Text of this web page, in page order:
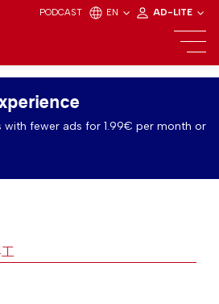
PODCAST EN AD-LITE
with fewer ads for 1.99€ per month or